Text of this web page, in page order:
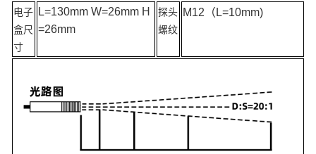
电子
盒尺
寸
L=130mm W=26mm H
=26mm
探头
螺纹
M12（L=10mm)